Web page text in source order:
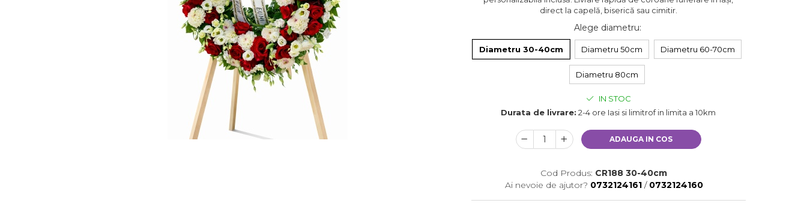
direct la capelă, biserică sau cimitir.
Alege diametru:
Diametru 30-40cm Diametru 50cm Diametru 60-70cm
Diametru 80cm
IN STOC
Durata de livrare: 2-4 ore Iasi si limitrof in limita a 10km
ADAUGA IN COS
Cod Produs: CR188 30-40cm
Ai nevoie de ajutor? 0732124161 / 0732124160